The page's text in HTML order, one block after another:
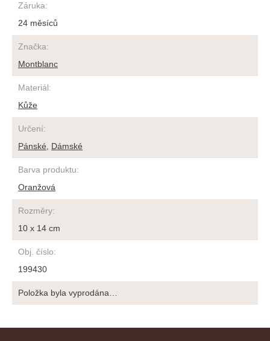
Záruka:
24 měsíců
Značka:
Montblanc
Materiál:
Kůže
Určení:
Pánské
Dámské
Barva produktu:
Oranžová
Rozměry:
10 x 14 cm
Obj. číslo:
199430
Položka byla vyprodána…